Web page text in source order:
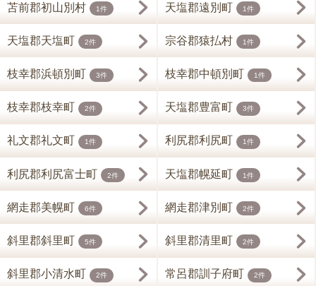
苫前郡初山別村 1件 天塩郡遠別町 1件
天塩郡天塩町 2件 宗谷郡猿払村 1件
枝幸郡浜頓別町 3件 枝幸郡中頓別町 1件
枝幸郡枝幸町 2件 天塩郡豊富町 3件
礼文郡礼文町 1件 利尻郡利尻町 1件
利尻郡利尻富士町 2件 天塩郡幌延町 1件
網走郡美幌町 6件 網走郡津別町 2件
斜里郡斜里町 5件 斜里郡清里町 2件
斜里郡小清水町 2件 常呂郡訓子府町 2件